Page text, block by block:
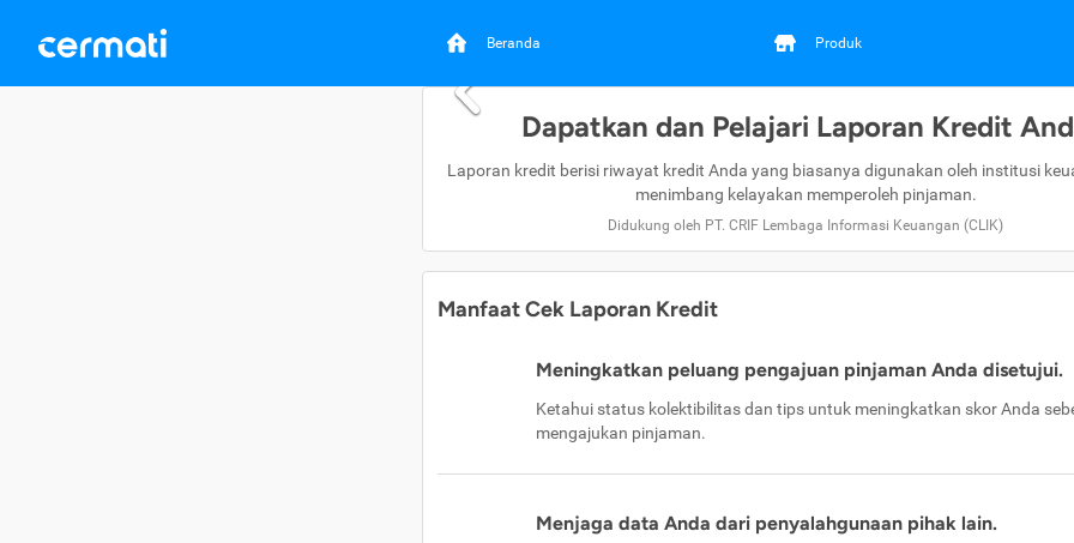
Beranda Produk
Dapatkan dan Pelajari Laporan Kredit
Laporan kredit berisi riwayat kredit Anda yang biasanya digunakan oleh institusi
menimbang kelayakan memperoleh pinjaman.
Didukung oleh PT. CRIF Lembaga Informasi Keuangan (CLIK)
Manfaat Cek Laporan Kredit
Meningkatkan peluang pengajuan pinjaman Anda disetujui.
Ketahui status kolektibilitas dan tips untuk meningkatkan skor Anda
mengajukan pinjaman.
Menjaga data Anda dari penyalahgunaan pihak lain.